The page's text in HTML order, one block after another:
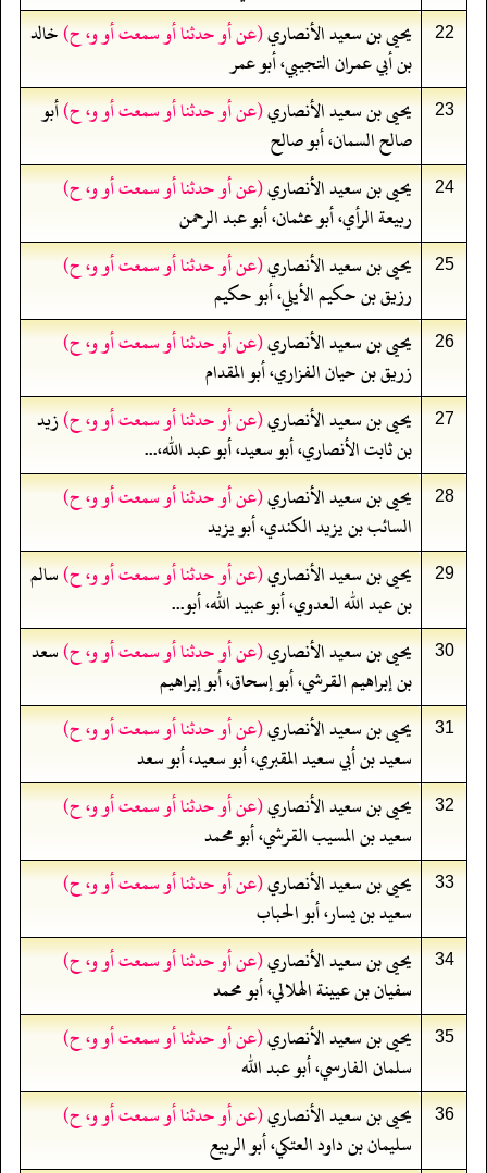
22 يحيى بن سعيد الأنصاري(عن أو حدثنا أو سمعت أو و، ح)خالد
بن أبي عمران التجيبي، أبو عمر
23 يحيى بن سعيد الأنصاري(عن أو حدثنا أو سمعت أو و، ح)أبو
صالح السمان، أبو صالح
24 يحيى بن سعيد الأنصاري(عن أو حدثنا أو سمعت أو و، ح)
ربيعة الرأي، أبو عثمان، أبو عبد الرحمن
25 يحيى بن سعيد الأنصاري(عن أو حدثنا أو سمعت أو و، ح)
رزيق بن حكيم الأيلي، أبو حكيم
26 يحيى بن سعيد الأنصاري(عن أو حدثنا أو سمعت أو و، ح)
زريق بن حيان الفزاري، أبو المقدام
27 يحيى بن سعيد الأنصاري(عن أو حدثنا أو سمعت أو و، ح)زيد
بن ثابت الأنصاري، أبو سعيد، أبو عبد الله،...
28 يحيى بن سعيد الأنصاري(عن أو حدثنا أو سمعت أو و، ح)
السائب بن يزيد الكندي، أبو يزيد
29 يحيى بن سعيد الأنصاري(عن أو حدثنا أو سمعت أو و، ح)سالم
بن عبد الله العدوي، أبو عبيد الله، أبو...
30 يحيى بن سعيد الأنصاري(عن أو حدثنا أو سمعت أو و، ح)سعد
بن إبراهيم القرشي، أبو إسحاق، أبو إبراهيم
31 يحيى بن سعيد الأنصاري(عن أو حدثنا أو سمعت أو و، ح)
سعيد بن أبي سعيد المقبري، أبو سعيد، أبو سعد
32 يحيى بن سعيد الأنصاري(عن أو حدثنا أو سمعت أو و، ح)
سعيد بن المسيب القرشي، أبو محمد
33 يحيى بن سعيد الأنصاري(عن أو حدثنا أو سمعت أو و، ح)
سعيد بن يسار، أبو الحباب
34 يحيى بن سعيد الأنصاري(عن أو حدثنا أو سمعت أو و، ح)
سفيان بن عيينة الهلالي، أبو محمد
35 يحيى بن سعيد الأنصاري(عن أو حدثنا أو سمعت أو و، ح)
سلمان الفارسي، أبو عبد الله
36 يحيى بن سعيد الأنصاري(عن أو حدثنا أو سمعت أو و، ح)
سليمان بن داود العتكي، أبو الربيع